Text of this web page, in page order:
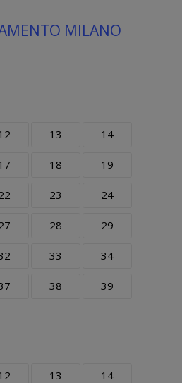
MILANO
13 14
18 19
23 24
28 29
33 34
38 39
13 14